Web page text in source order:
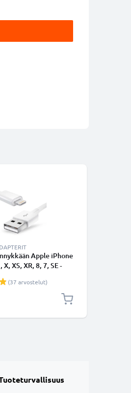
Apple iPhone
XS, XR, 8, 7, SE -
(37 arvostelut)